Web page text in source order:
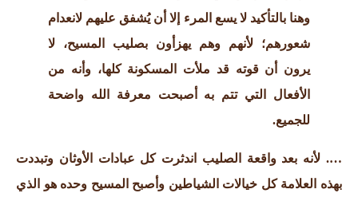
وهنا بالتأكيد لا يسع المرء إلا أن يُشفق عليهم لانعدام
شعورهم؛ لأنهم وهم يهزأون بصليب المسيح، لا
يرون أن قوته قد ملأت المسكونة كلها، وأنه من
الأفعال التي تتم به أصبحت معرفة الله واضحة
للجميع.
…. لأنه بعد واقعة الصليب اندثرت كل عبادات الأوثان وتبددت
بهذه العلامة كل خيالات الشياطين وأصبح المسيح وحده هو الذي